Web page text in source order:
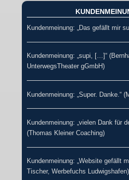
Kundenmeinung: „Das gefällt mir
Kundenmeinung: „supi, […]“
UnterwegsTheater gGmbH)
Kundenmeinung: „Super. Danke.“
Kundenmeinung: „vielen Dank für
(Thomas Kleiner Coaching)
Kundenmeinung: „Website gefällt
Tischer, Werbefuchs Ludwigshafen)